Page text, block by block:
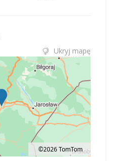
Ukryj mapę
©2026 TomTom